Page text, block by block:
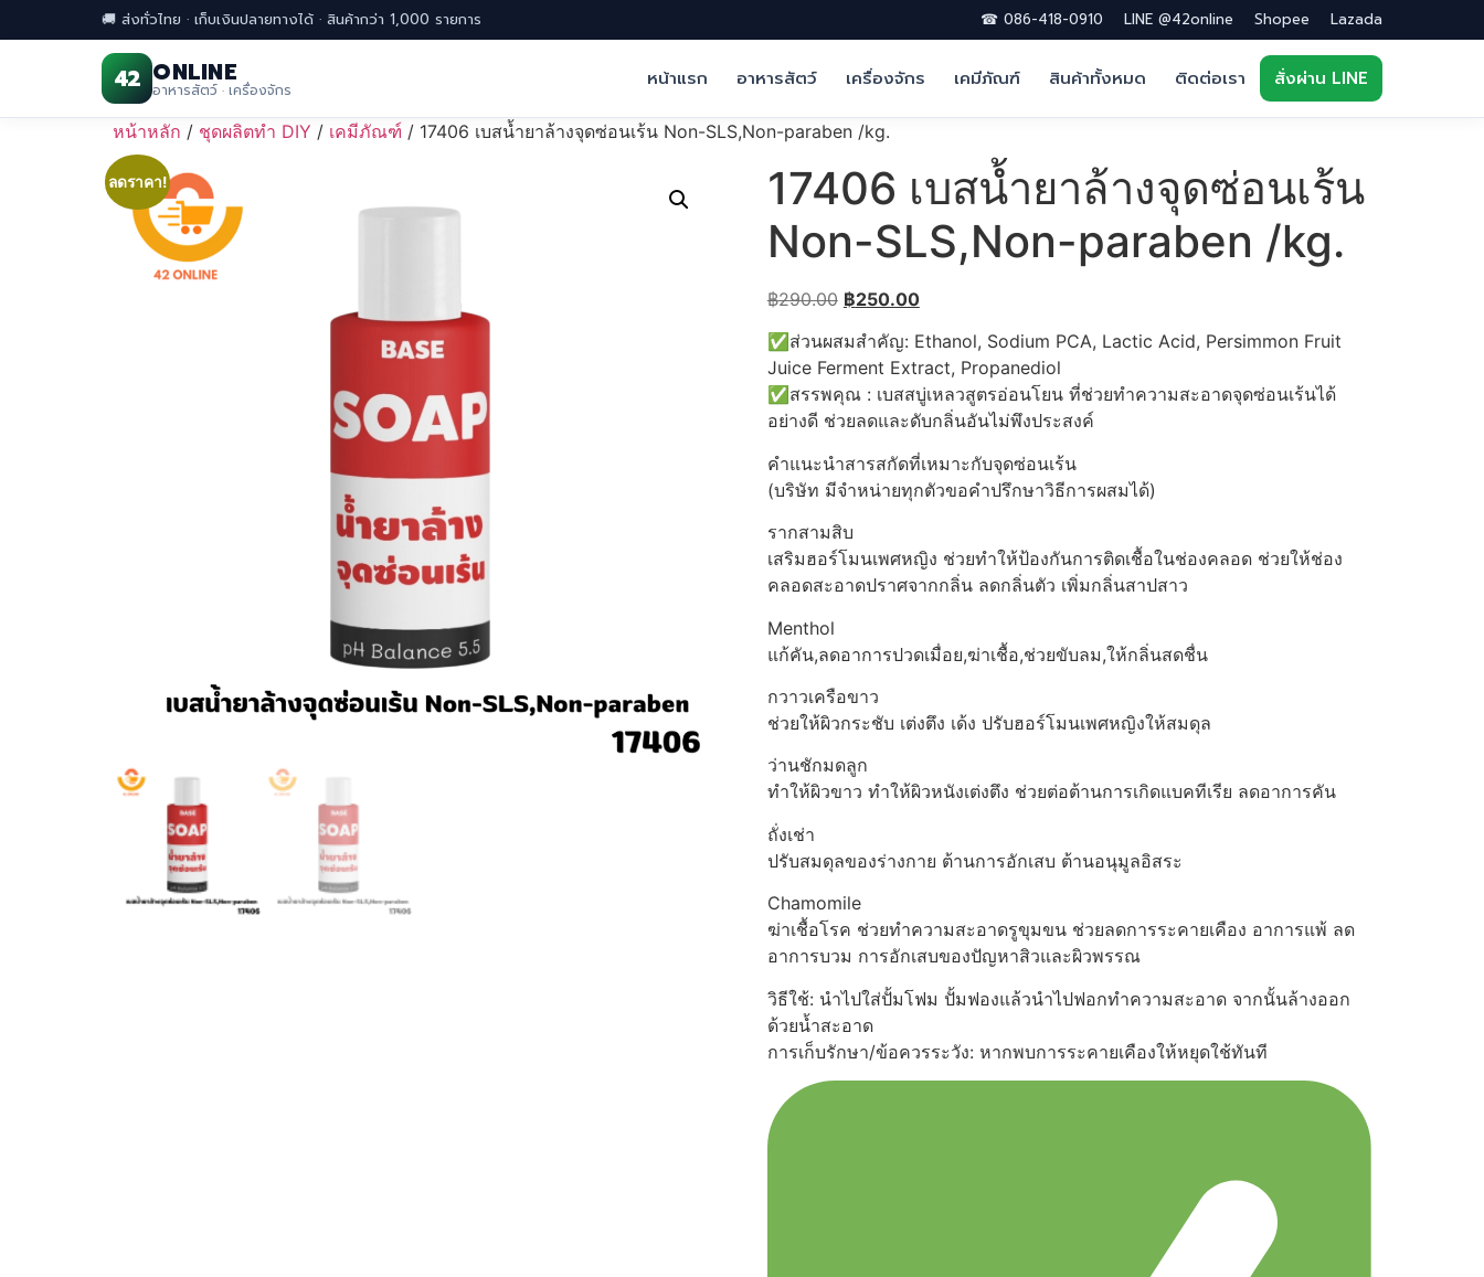
🚚 ส่งทั่วไทย · เก็บเงินปลายทางได้ · สินค้ากว่า 1,000 รายการ ☎ 086-418-0910 LINE @42online Shopee Lazada
42 ONLINE
อาหารสัตว์ · เครื่องจักร หน้าแรก อาหารสัตว์ เครื่องจักร เคมีภัณฑ์ สินค้าทั้งหมด ติดต่อเรา สั่งผ่าน LINE
หน้าหลัก / ชุดผลิตทำ DIY / เคมีภัณฑ์ / 17406 เบสน้ำยาล้างจุดซ่อนเร้น Non-SLS,Non-paraben /kg.
ลดราคา!
17406 เบสน้ำยาล้างจุดซ่อนเร้น
Non-SLS,Non-paraben /kg.
฿290.00 Original
was:
฿290.00.
฿250.00Current
is:
฿250.00.
✅ส่วนผสมสำคัญ: Ethanol, Sodium PCA, Lactic Acid, Persimmon Fruit
Juice Ferment Extract, Propanediol
✅สรรพคุณ : เบสสบู่เหลวสูตรอ่อนโยน ที่ช่วยทำความสะอาดจุดซ่อนเร้นได้
อย่างดี ช่วยลดและดับกลิ่นอันไม่พึงประสงค์
คำแนะนำสารสกัดที่เหมาะกับจุดซ่อนเร้น
(บริษัท มีจำหน่ายทุกตัวขอคำปรึกษาวิธีการผสมได้)
รากสามสิบ
เสริมฮอร์โมนเพศหญิง ช่วยทำให้ป้องกันการติดเชื้อในช่องคลอด ช่วยให้ช่อง
คลอดสะอาดปราศจากกลิ่น ลดกลิ่นตัว เพิ่มกลิ่นสาปสาว
Menthol
แก้คัน,ลดอาการปวดเมื่อย,ฆ่าเชื้อ,ช่วยขับลม,ให้กลิ่นสดชื่น
กวาวเครือขาว
ช่วยให้ผิวกระชับ เต่งตึง เด้ง ปรับฮอร์โมนเพศหญิงให้สมดุล
ว่านชักมดลูก
ทำให้ผิวขาว ทำให้ผิวหนังเต่งตึง ช่วยต่อต้านการเกิดแบคทีเรีย ลดอาการคัน
ถั่งเช่า
ปรับสมดุลของร่างกาย ต้านการอักเสบ ต้านอนุมูลอิสระ
Chamomile
ฆ่าเชื้อโรค ช่วยทำความสะอาดรูขุมขน ช่วยลดการระคายเคือง อาการแพ้ ลด
อาการบวม การอักเสบของปัญหาสิวและผิวพรรณ
วิธีใช้: นำไปใส่ปั้มโฟม ปั้มฟองแล้วนำไปฟอกทำความสะอาด จากนั้นล้างออก
ด้วยน้ำสะอาด
การเก็บรักษา/ข้อควรระวัง: หากพบการระคายเคืองให้หยุดใช้ทันที